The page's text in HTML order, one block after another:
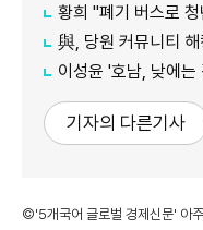
황희 "폐기 버스로 청
與, 당원 커뮤니티 해
이성윤 '호남, 낮에는 김민석
기자의 다른기사
©'5개국어 글로벌 경제신문' 아주